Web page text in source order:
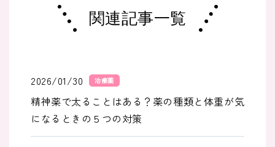
関連記事一覧
2026/01/30 治療薬
精神薬で太ることはある？薬の種類と体重が気
になるときの５つの対策